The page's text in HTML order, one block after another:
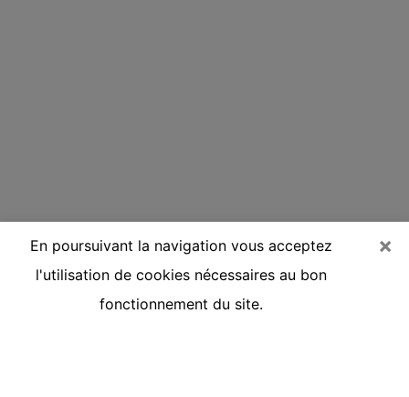
×
En poursuivant la navigation vous acceptez
l'utilisation de cookies nécessaires au bon
fonctionnement du site.